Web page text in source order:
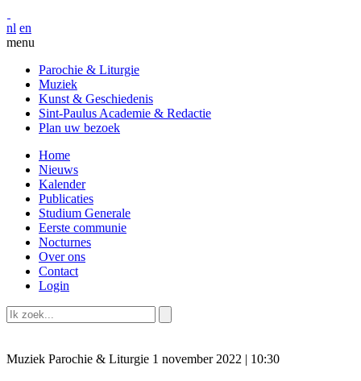
nl en
menu
Parochie & Liturgie
Muziek
Kunst & Geschiedenis
Sint-Paulus Academie & Redactie
Plan uw bezoek
Home
Nieuws
Kalender
Publicaties
Studium Generale
Eerste communie
Nocturnes
Over ons
Contact
Login
Muziek Parochie & Liturgie 1 november 2022 | 10:30